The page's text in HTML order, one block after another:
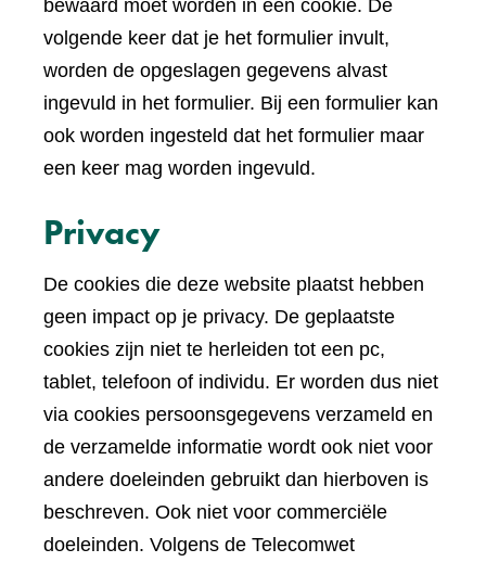
bewaard moet worden in een cookie. De
volgende keer dat je het formulier invult,
worden de opgeslagen gegevens alvast
ingevuld in het formulier. Bij een formulier kan
ook worden ingesteld dat het formulier maar
een keer mag worden ingevuld.
Privacy
De cookies die deze website plaatst hebben
geen impact op je privacy. De geplaatste
cookies zijn niet te herleiden tot een pc,
tablet, telefoon of individu. Er worden dus niet
via cookies persoonsgegevens verzameld en
de verzamelde informatie wordt ook niet voor
andere doeleinden gebruikt dan hierboven is
beschreven. Ook niet voor commerciële
doeleinden. Volgens de Telecomwet